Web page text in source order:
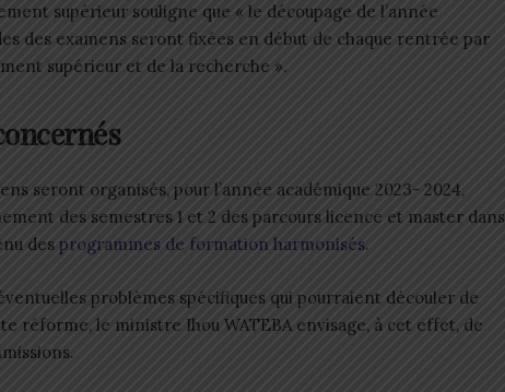
supérieur souligne que « le découpage de l’année
des examens seront fixées en début de chaque rentrée par
supérieur et de la recherche ».
seront organisés, pour l’année académique 2023- 2024,
des semestres 1 et 2 des parcours licence et master dans
des programmes de formation harmonisés.
problèmes spécifiques qui pourraient découler de
réforme, le ministre Ihou WATEBA envisage, à cet effet, de